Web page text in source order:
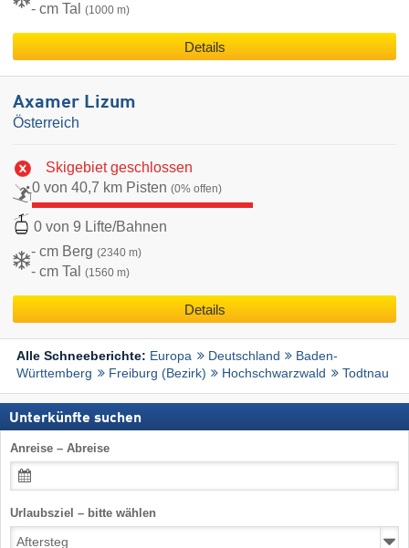
- cm Tal (1000 m)
Details
Axamer Lizum
Österreich
Skigebiet geschlossen
0 von 40,7 km Pisten (0% offen)
0 von 9 Lifte/Bahnen
- cm Berg (2340 m)
- cm Tal (1560 m)
Details
Alle Schneeberichte: Europa Deutschland
Baden-
Württemberg
Freiburg (Bezirk) Hochschwarzwald Todtnau
Unterkünfte suchen
Anreise – Abreise
Urlaubsziel – bitte wählen